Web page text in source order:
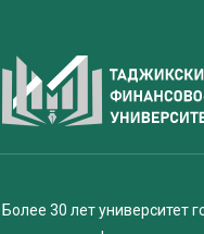
Более 30 лет университет